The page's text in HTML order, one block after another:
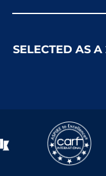
SELECTED AS